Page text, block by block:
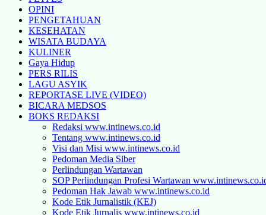
OPINI
PENGETAHUAN
KESEHATAN
WISATA BUDAYA
KULINER
Gaya Hidup
PERS RILIS
LAGU ASYIK
REPORTASE LIVE (VIDEO)
BICARA MEDSOS
BOKS REDAKSI
Redaksi www.intinews.co.id
Tentang www.intinews.co.id
Visi dan Misi www.intinews.co.id
Pedoman Media Siber
Perlindungan Wartawan
SOP Perlindungan Profesi Wartawan
Pedoman Hak Jawab www.intinews.co.id
Kode Etik Jurnalistik (KEJ)
Kode Etik Jurnalis www.intinews.co.id